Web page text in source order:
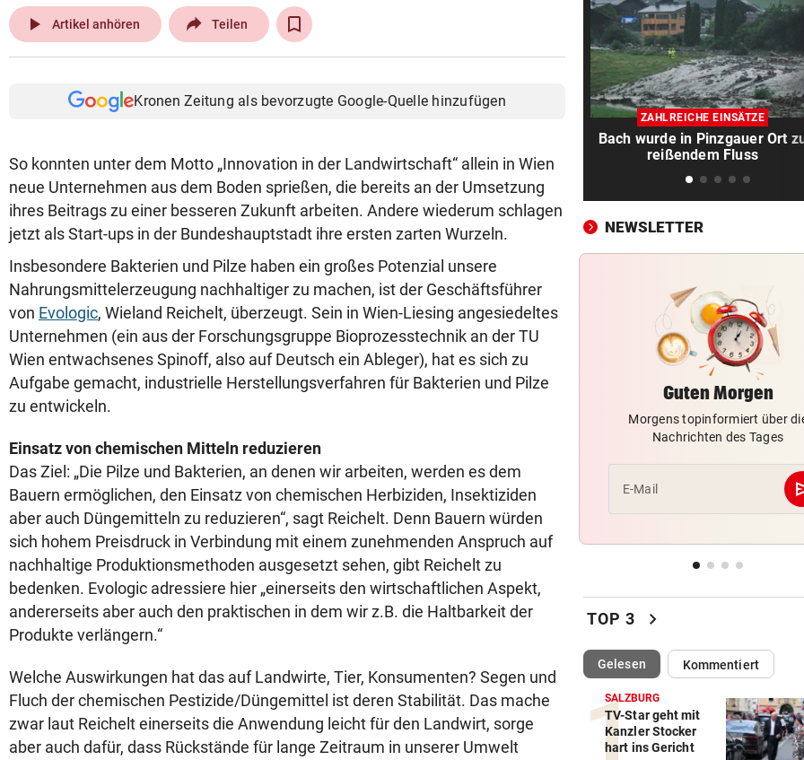
play_arrow Artikel anhören Teilen
Kronen Zeitung als bevorzugte Google-Quelle hinzufügen
So konnten unter dem Motto „Innovation in der Landwirtschaft“ allein in Wien
neue Unternehmen aus dem Boden sprießen, die bereits an der Umsetzung
ihres Beitrags zu einer besseren Zukunft arbeiten. Andere wiederum schlagen
jetzt als Start-ups in der Bundeshauptstadt ihre ersten zarten Wurzeln.
Insbesondere Bakterien und Pilze haben ein großes Potenzial unsere
Nahrungsmittelerzeugung nachhaltiger zu machen, ist der Geschäftsführer
von Evologic, Wieland Reichelt, überzeugt. Sein in Wien-Liesing angesiedeltes
Unternehmen (ein aus der Forschungsgruppe Bioprozesstechnik an der TU
Wien entwachsenes Spinoff, also auf Deutsch ein Ableger), hat es sich zu
Aufgabe gemacht, industrielle Herstellungsverfahren für Bakterien und Pilze
zu entwickeln.
Einsatz von chemischen Mitteln reduzieren
Das Ziel: „Die Pilze und Bakterien, an denen wir arbeiten, werden es dem
Bauern ermöglichen, den Einsatz von chemischen Herbiziden, Insektiziden
aber auch Düngemitteln zu reduzieren“, sagt Reichelt. Denn Bauern würden
sich hohem Preisdruck in Verbindung mit einem zunehmenden Anspruch auf
nachhaltige Produktionsmethoden ausgesetzt sehen, gibt Reichelt zu
bedenken. Evologic adressiere hier „einerseits den wirtschaftlichen Aspekt,
andererseits aber auch den praktischen in dem wir z.B. die Haltbarkeit der
Produkte verlängern.“
Welche Auswirkungen hat das auf Landwirte, Tier, Konsumenten? Segen und
Fluch der chemischen Pestizide/Düngemittel ist deren Stabilität. Das mache
zwar laut Reichelt einerseits die Anwendung leicht für den Landwirt, sorge
aber auch dafür, dass Rückstände für lange Zeitraum in unserer Umwelt
DÜRRE UND HITZE vor
Italiens größter Fluss ist nur
noch ein Rinnsal
AUF MARIAHILFER STRASSE vor
Mann mit Stanleymesser
Gesicht gestochen
Nagelsmann? „Wie das 3
abgelaufen ist …“
„WUNDER IM ANMARSCH“ vor
zuckersüße Baby-News
42 FLORIANI IM EINSATZ vor
Schwammerlsucher in
Gelände gestürzt
NACH ANSTURM AUF CEUTA vor
Streit zwischen Rom und
Brunner vermittelt
vor
die ÖVP-Reißleine?
Fußgänger getötet: Lenker
flüchtet nach Unfall
SERIE GEHT WEITER
Säure-Einbrecher in Wien-
Ottakring am Werk
ALLE TITEL WEG, ABER: vor 2
ZAHLREICHE EINSÄTZE
Bach wurde in Pinzgauer Ort
reißendem Fluss
NEWSLETTER
Guten Morgen
Morgens topinformiert über
Nachrichten des Tages
E-Mail
TOP 3 chevron_right
Gelesen(ausgewählt)Kommentiert
SALZBURG
TV-Star geht mit
Kanzler Stocker
hart ins Gericht